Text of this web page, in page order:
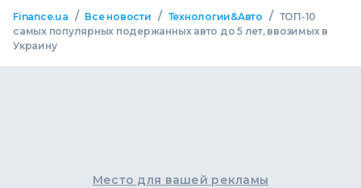
Finance.ua / Все новости / Технологии&Авто / ТОП-10
самых популярных подержанных авто до 5 лет, ввозимых в
Украину
Место для вашей рекламы